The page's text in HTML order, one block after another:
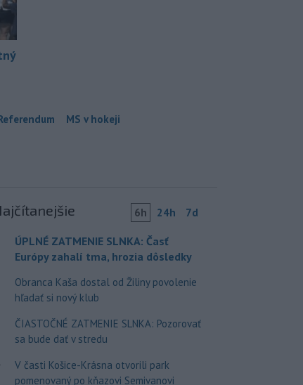
MS v hokeji
6h 24h 7d
ÚPLNÉ ZATMENIE SLNKA: Časť
Európy zahalí tma, hrozia dôsledky
Obranca Kaša dostal od Žiliny povolenie
hľadať si nový klub
ČIASTOČNÉ ZATMENIE SLNKA: Pozorovať
sa bude dať v stredu
V časti Košice-Krásna otvorili park
pomenovaný po kňazovi Semivanovi